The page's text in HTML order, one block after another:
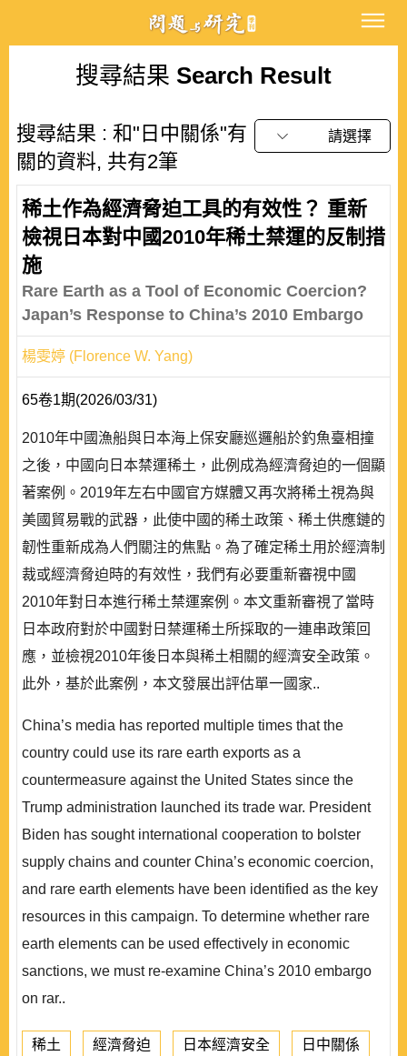
搜尋結果 Search Result
搜尋結果 : 和"日中關係"有
關的資料, 共有2筆
請選擇
稀土作為經濟脅迫工具的有效性？ 重新
檢視日本對中國2010年稀土禁運的反制措
施
Rare Earth as a Tool of Economic Coercion?
Japan’s Response to China’s 2010 Embargo
楊雯婷 (Florence W. Yang)
65卷1期(2026/03/31)
2010年中國漁船與日本海上保安廳巡邏船於釣魚臺相撞
之後，中國向日本禁運稀土，此例成為經濟脅迫的一個顯
著案例。2019年左右中國官方媒體又再次將稀土視為與
美國貿易戰的武器，此使中國的稀土政策、稀土供應鏈的
韌性重新成為人們關注的焦點。為了確定稀土用於經濟制
裁或經濟脅迫時的有效性，我們有必要重新審視中國
2010年對日本進行稀土禁運案例。本文重新審視了當時
日本政府對於中國對日禁運稀土所採取的一連串政策回
應，並檢視2010年後日本與稀土相關的經濟安全政策。
此外，基於此案例，本文發展出評估單一國家..
China’s media has reported multiple times that the
country could use its rare earth exports as a
countermeasure against the United States since the
Trump administration launched its trade war. President
Biden has sought international cooperation to bolster
supply chains and counter China’s economic coercion,
and rare earth elements have been identified as the key
resources in this campaign. To determine whether rare
earth elements can be used effectively in economic
sanctions, we must re-examine China’s 2010 embargo
on rar..
稀土 經濟脅迫 日本經濟安全 日中關係